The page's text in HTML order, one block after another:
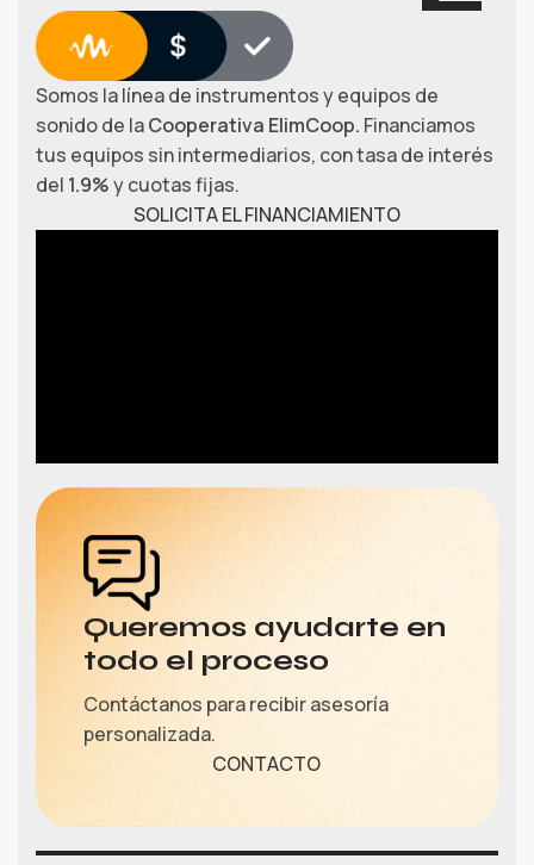
Somos la línea de instrumentos y equipos de
sonido de laCooperativa ElimCoop. Financiamos
tus equipos sin intermediarios, con tasa de interés
del 1.9%y cuotas fijas.
SOLICITA EL FINANCIAMIENTO
Queremos ayudarte en
todo el proceso
Contáctanos para recibir asesoría
personalizada.
CONTACTO